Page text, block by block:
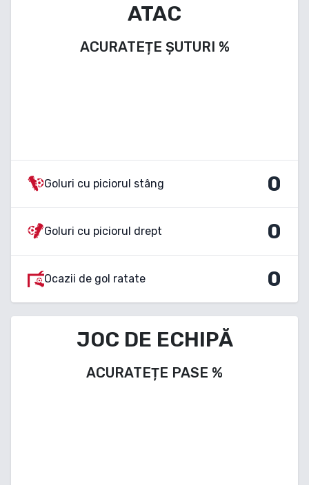
ATAC
ACURATEȚE ȘUTURI %
Goluri cu piciorul stâng 0
Goluri cu piciorul drept 0
Ocazii de gol ratate 0
JOC DE ECHIPĂ
ACURATEȚE PASE %